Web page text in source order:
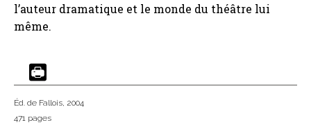
l’auteur dramatique et le monde du théâtre lui
même.
Éd. de Fallois, 2004
471 pages